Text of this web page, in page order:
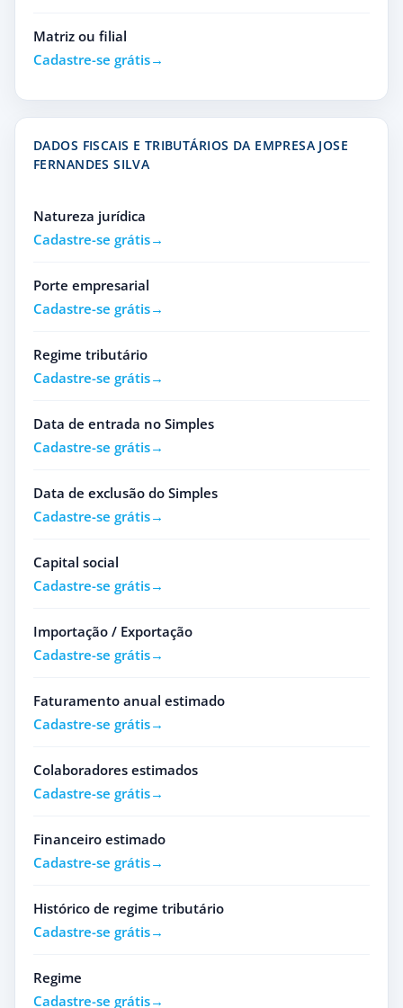
Matriz ou filial
Cadastre-se grátis
DADOS FISCAIS E TRIBUTÁRIOS DA EMPRESA JOSE
FERNANDES SILVA
Natureza jurídica
Cadastre-se grátis
Porte empresarial
Cadastre-se grátis
Regime tributário
Cadastre-se grátis
Data de entrada no Simples
Cadastre-se grátis
Data de exclusão do Simples
Cadastre-se grátis
Capital social
Cadastre-se grátis
Importação / Exportação
Cadastre-se grátis
Faturamento anual estimado
Cadastre-se grátis
Colaboradores estimados
Cadastre-se grátis
Financeiro estimado
Cadastre-se grátis
Histórico de regime tributário
Cadastre-se grátis
Regime
Cadastre-se grátis